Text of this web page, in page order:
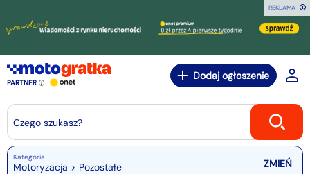
REKLAMA
PARTNER
Dodaj ogłoszenie
Czego szukasz?
Kategoria
Motoryzacja > Pozostałe